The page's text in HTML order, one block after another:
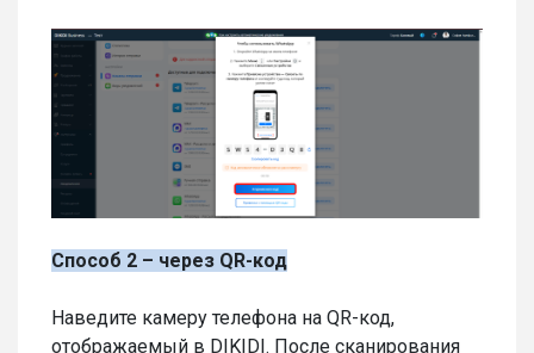
Способ 2 – через QR-код
Наведите камеру телефона на QR-код,
отображаемый в DIKIDI. После сканирования